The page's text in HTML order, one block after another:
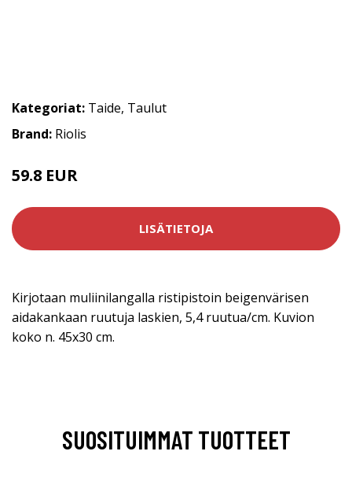
Kategoriat: Taide, Taulut
Brand: Riolis
59.8 EUR
LISÄTIETOJA
Kirjotaan muliinilangalla ristipistoin beigenvärisen
aidakankaan ruutuja laskien, 5,4 ruutua/cm. Kuvion
koko n. 45x30 cm.
SUOSITUIMMAT TUOTTEET